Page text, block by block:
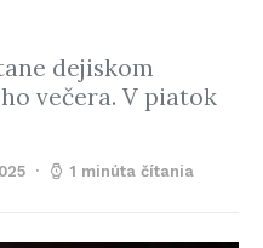
dejiskom
večera. V piatok
1 minúta čítania